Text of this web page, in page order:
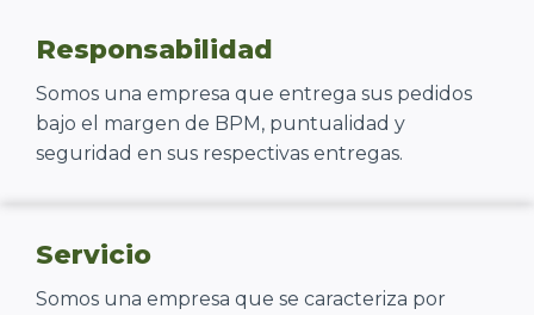
Responsabilidad
Somos una empresa que entrega sus pedidos
bajo el margen de BPM, puntualidad y
seguridad en sus respectivas entregas.
Servicio
Somos una empresa que se caracteriza por